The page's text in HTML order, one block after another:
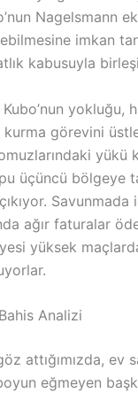
Nagelsmann
imkan
kabusuyla
Kubo’nun
görevini
üçüncü bölgeye
ağır faturalar
yüksek
Analizi
attığımızda,
eğmeyen